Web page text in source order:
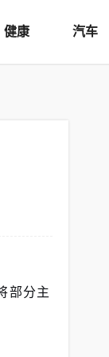
健康 汽车
部分主